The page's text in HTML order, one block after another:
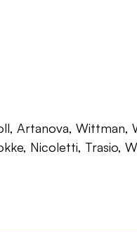
Wittman,
Nicoletti, Trasio,